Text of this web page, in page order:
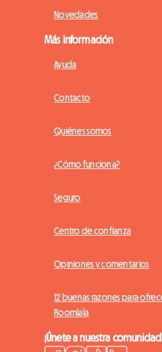
Novedades
Más información
Ayuda
Contacto
Quiénes somos
¿Cómo funciona?
Seguro
Centro de confianza
Opiniones y comentarios
12 buenas razones para
Roomlala
¡Únete a nuestra